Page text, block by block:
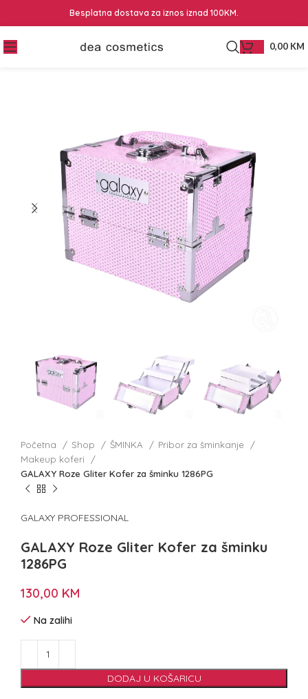
Besplatna dostava za iznos iznad 100KM.
0,00 KM
Početna Shop ŠMINKA
Pribor za šminkanje
Makeup koferi
GALAXY Roze Gliter Kofer za šminku 1286PG
GALAXY PROFESSIONAL
GALAXY Roze Gliter Kofer za šminku
1286PG
130,00 KM
Na zalihi
DODAJ U KOŠARICU